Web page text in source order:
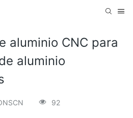
aluminio CNC para
aluminio
92